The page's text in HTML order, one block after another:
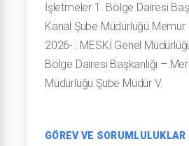
İşletmeler 1. Bölge Dairesi
Kanal Şube Müdürlüğü Memur
2026- : MESKİ Genel
Bölge Dairesi Başkanlığı –
Müdürlüğü Şube Müdür V.
GÖREV VE SORUMLULUKLAR